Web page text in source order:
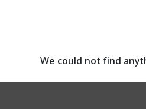
assignment ลงทะเบียน
We could not find